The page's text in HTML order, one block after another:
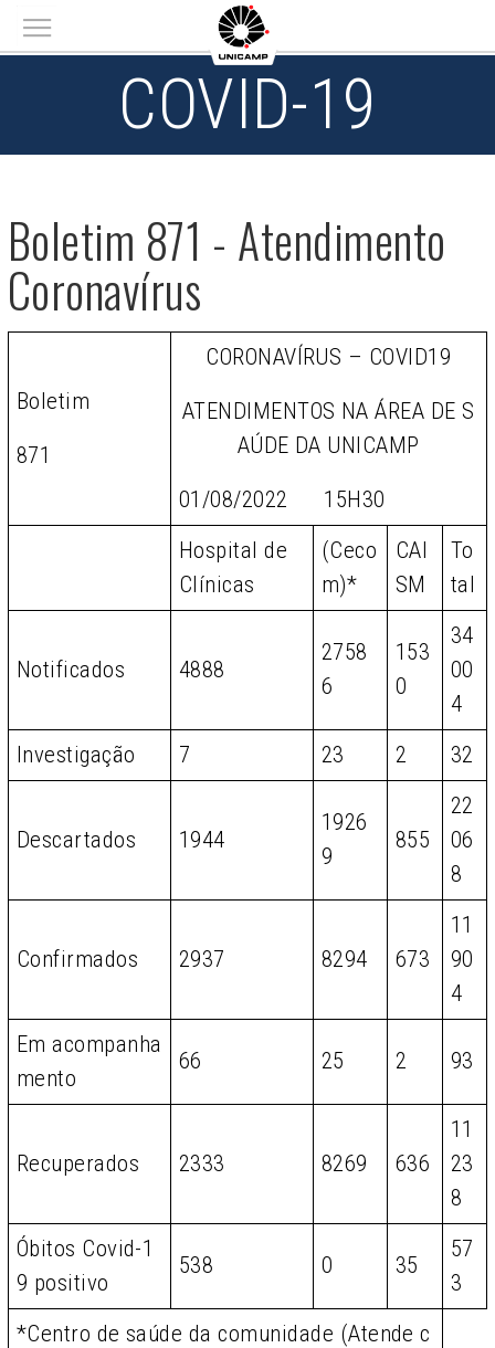
Main menu
COVID-19
Boletim 871 - Atendimento
Coronavírus
Boletim
871
CORONAVÍRUS – COVID19
ATENDIMENTOS NA ÁREA DE S
AÚDE DA UNICAMP
01/08/2022 15H30
Hospital de
Clínicas
(Ceco
m)*
CAI
SM
To
tal
Notificados 4888
2758
6
153
0
34
00
4
Investigação
7 23 2 32
Descartados 1944
1926
9
855
22
06
8
Confirmados 2937 8294 673
11
90
4
Em acompanha
mento
66 25 2 93
Recuperados 2333 8269 636
11
23
8
Óbitos Covid-1
9 positivo
538 0 35
57
3
*Centro de saúde da comunidade (Atende c